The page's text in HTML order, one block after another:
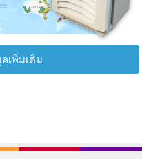
เพิ่มเติม